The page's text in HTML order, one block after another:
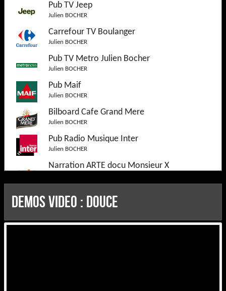
Pub TV Jeep
Julien BOCHER
Carrefour TV Boulanger
Julien BOCHER
Pub TV Metro Julien Bocher
Julien BOCHER
Pub Maif
Julien BOCHER
Bilboard Cafe Grand Mere
Julien BOCHER
Pub Radio Musique Inter
Julien BOCHER
Narration ARTE docu Monsieur X
Julien BOCHER
Docu Echappee BElle Vietnam France5
DEMOS Video : Douce